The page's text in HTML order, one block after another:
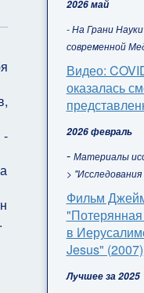
-
2026 май
- На Грани
современной
Видео:
оказалась
2026 февраль
- Материалы
>
Фильм
в
Jesus" (2007)
Лучшее за 2025